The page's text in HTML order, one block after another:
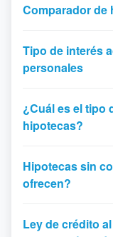
Comparador de
Tipo de interés
personales
¿Cuál es el tipo
hipotecas?
Hipotecas sin
ofrecen?
Ley de crédito